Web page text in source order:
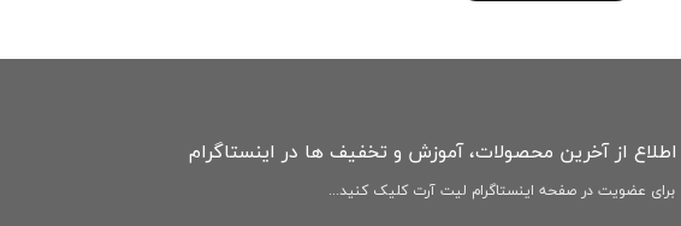
اطلاع از آخرین محصولات، آموزش و تخفیف ها در اینستاگرام
برای عضویت در صفحه اینستاگرام لیت آرت کلیک کنید...